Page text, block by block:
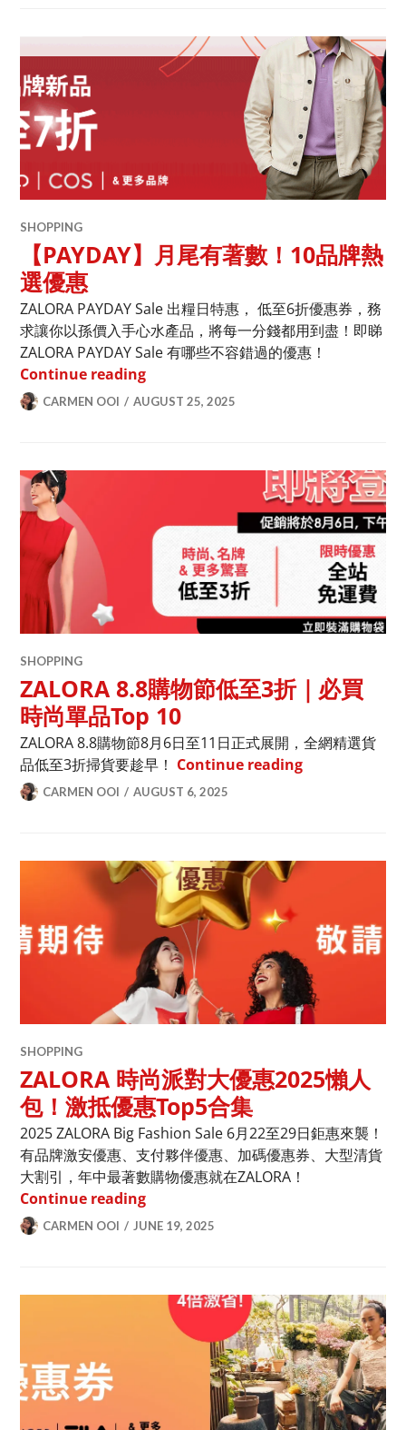
SHOPPING
【PAYDAY】月尾有著數！10品牌熱
選優惠
ZALORA PAYDAY Sale 出糧日特惠， 低至6折優惠券，務
求讓你以孫價入手心水產品，將每一分錢都用到盡！即睇
ZALORA PAYDAY Sale 有哪些不容錯過的優惠！
Continue reading【PAYDAY】月尾有著數！10品牌熱選
CARMEN OOI AUGUST 25, 2025
SHOPPING
ZALORA 8.8購物節低至3折｜必買
時尚單品Top 10
ZALORA 8.8購物節8月6日至11日正式展開，全網精選貨
品低至3折掃貨要趁早！ Continue readingZALORA 8.8購
CARMEN OOI AUGUST 6, 2025
SHOPPING
ZALORA 時尚派對大優惠2025懶人
包！激抵優惠Top5合集
2025 ZALORA Big Fashion Sale 6月22至29日鉅惠來襲！
有品牌激安優惠、支付夥伴優惠、加碼優惠券、大型清貨
大割引，年中最著數購物優惠就在ZALORA！
Continue readingZALORA 時尚派對大優惠2025懶人包
CARMEN OOI JUNE 19, 2025